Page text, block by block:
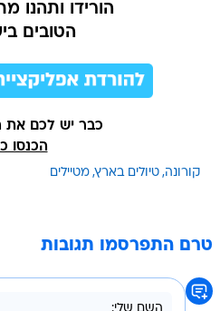
הורידו ותהנו
הטובים
כבר יש לכם את
הכנסו
קורונה טיולים בארץ מטיילים
טרם התפרסמו תגובות